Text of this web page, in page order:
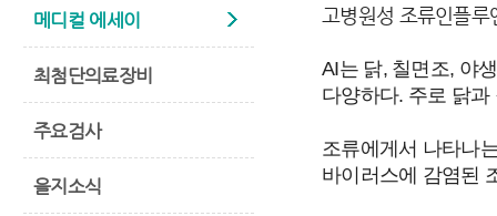
메디컬 에세이
최첨단의료장비
주요검사
을지소식
고병원성 조류인플
AI는 닭, 칠면조, 야
다양하다. 주로 닭
조류에게서 나타나
바이러스에 감염된